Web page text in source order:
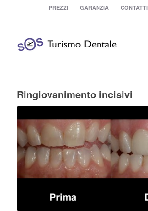
PREZZI GARANZIA CONTATTI
Ringiovanimento incisivi